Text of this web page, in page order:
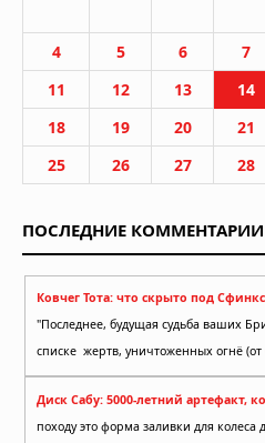
4
5 6 7
11
12 13 14
18
19 20 21
25
26 27 28
ПОСЛЕДНИЕ КОММЕНТАРИИ
Ковчег Тота: что скрыто под
"Последнее, будущая судьба ваших
списке жертв, уничтоженных огнё (от
Диск Сабу: 5000-летний артефакт,
походу это форма заливки для колеса